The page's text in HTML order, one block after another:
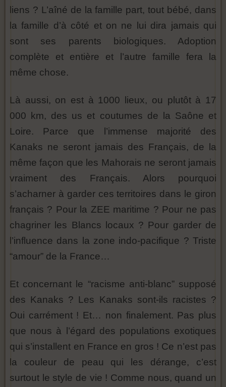
liens ? L’aîné de la famille part, tout bébé, dans
la famille d’à côté et on ne lui dira jamais qui
sont ses parents biologiques. Adoption
complète et entière et l’autre famille fera la
même chose.
Là aussi, on est à 1000 lieux, ou plutôt à 17
000 km, des us et coutumes de la Saône et
Loire. Parce que l’immense majorité des
Kanaks ne seront jamais des Français, de la
même façon que les Mahorais ne seront jamais
vraiment des Français. Alors pourquoi
s’acharner à garder ces territoires dans le giron
français ? Pour la ZEE maritime ? Pour ne pas
chagriner les Blancs locaux ? Pour garder de
l’influence dans la zone indo-pacifique ? Triste
“amour” de la France…
Et concernant le “racisme anti-blanc” supposé
des Kanaks ? Les Kanaks sont-ils racistes ?
Oui carrément ! Et… non finalement. Pas plus
que nous à l’égard des populations exotiques
qui s’installent en France en gros ! Ce n’est pas
la couleur de peau qui les dérange, c’est
surtout le style de vie ! Comme nous, quand un